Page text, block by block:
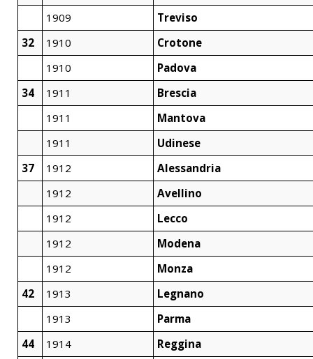
1909
Treviso
32
1910
Crotone
1910
Padova
34
1911
Brescia
1911
Mantova
1911
Udinese
37
1912
Alessandria
1912
Avellino
1912
Lecco
1912
Modena
1912
Monza
42
1913
Legnano
1913
Parma
44
1914
Reggina